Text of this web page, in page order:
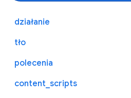
działanie
tło
polecenia
content_scripts